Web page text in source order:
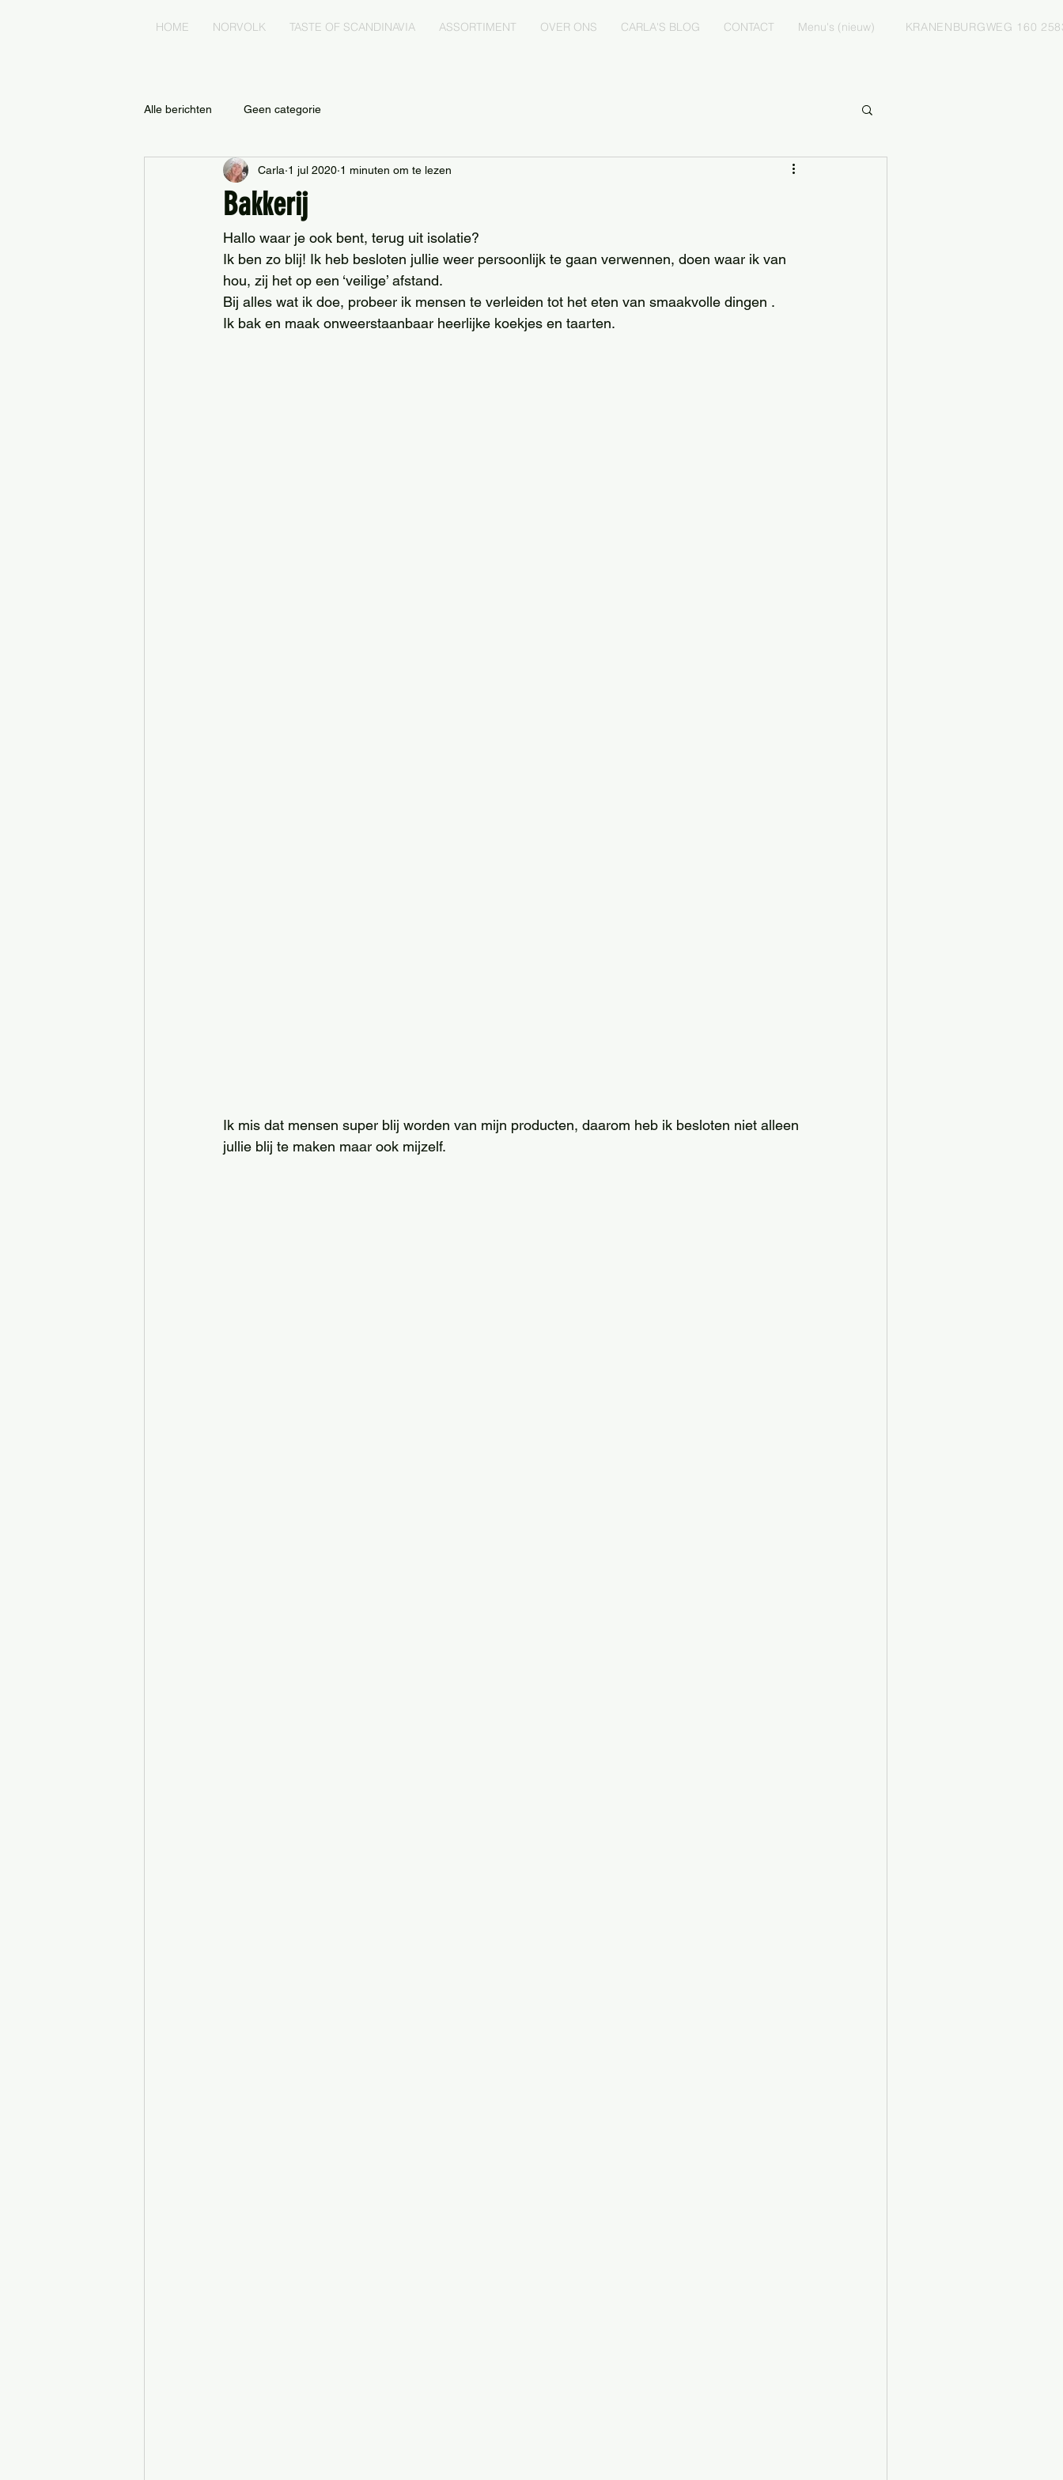
HOME NORVOLK TASTE OF SCANDINAVIA ASSORTIMENT OVER ONS CARLA'S BLOG CONTACT Menu's (nieuw) KRANENBURGWEG 160
Alle berichten Geen categorie
Bakkerij
Carla 1 jul 2020 1 minuten om te lezen
Hallo waar je ook bent, terug uit isolatie?
Ik ben zo blij! Ik heb besloten jullie weer persoonlijk te gaan verwennen, doen waar ik van
hou, zij het op een ‘veilige’ afstand.
Bij alles wat ik doe, probeer ik mensen te verleiden tot het eten van smaakvolle dingen .
Ik bak en maak onweerstaanbaar heerlijke koekjes en taarten.
Ik mis dat mensen super blij worden van mijn producten, daarom heb ik besloten niet alleen
jullie blij te maken maar ook mijzelf.